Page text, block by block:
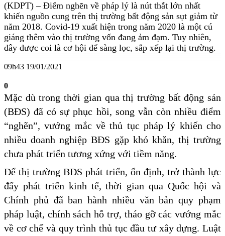
(KDPT) – Điểm nghẽn về pháp lý là nút thắt lớn nhất
khiến nguồn cung trên thị trường bất động sản sụt giảm từ
năm 2018. Covid-19 xuất hiện trong năm 2020 là một cú
giáng thêm vào thị trường vốn đang ảm đạm. Tuy nhiên,
đây được coi là cơ hội để sàng lọc, sắp xếp lại thị trường.
09h43 19/01/2021
0
Mặc dù trong thời gian qua thị trường bất động sản
(BĐS) đã có sự phục hồi, song vẫn còn nhiều điểm
“nghẽn”, vướng mắc về thủ tục pháp lý khiến cho
nhiều doanh nghiệp BĐS gặp khó khăn, thị trường
chưa phát triển tương xứng với tiềm năng.
Để thị trường BĐS phát triển, ổn định, trở thành lực
đẩy phát triển kinh tế, thời gian qua Quốc hội và
Chính phủ đã ban hành nhiều văn bản quy phạm
pháp luật, chính sách hỗ trợ, tháo gỡ các vướng mắc
về cơ chế và quy trình thủ tục đầu tư xây dựng. Luật